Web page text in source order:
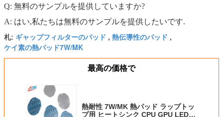
Q: 無料のサンプルを提供していますか?
A: はい,私たちは無料のサンプルを提供したいです.
札: ギャップフィルターのパッド , 熱伝導性のパッド ,
ケイ素の熱パッド7W/MK
最高の価格で
熱耐性 7W/MK 熱パッド ラップトッ
プ用 ヒートシンク CPU GPU LED